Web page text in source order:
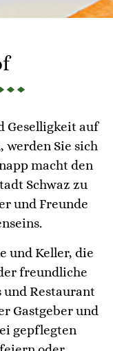
Geselligkeit auf
werden Sie sich
macht den
Schwaz zu
und Freunde
und Keller, die
freundliche
und Restaurant
Gastgeber und
gepflegten